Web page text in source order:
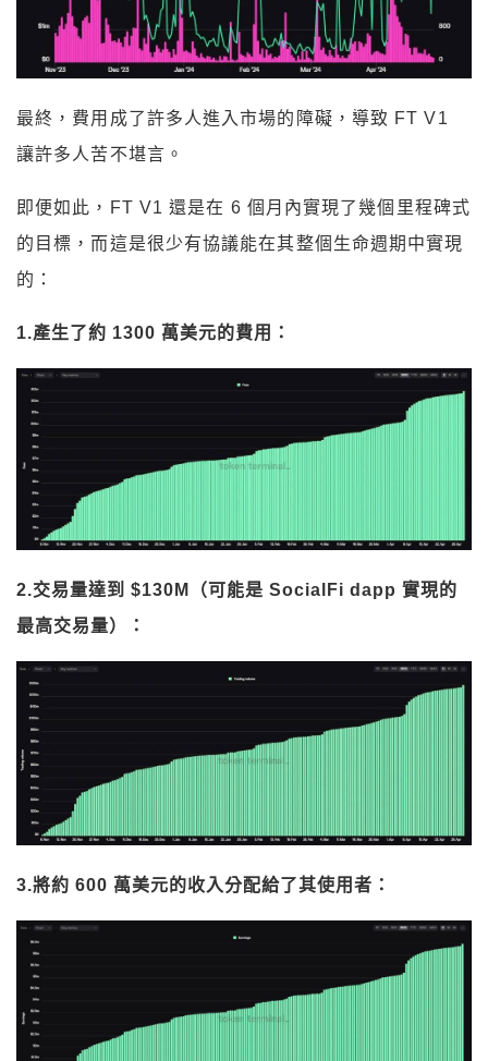
最終，費用成了許多人進入市場的障礙，導致 FT V1
讓許多人苦不堪言。
即便如此，FT V1 還是在 6 個月內實現了幾個里程碑式
的目標，而這是很少有協議能在其整個生命週期中實現
的：
1.產生了約 1300 萬美元的費用：
2.交易量達到 $130M（可能是 SocialFi dapp 實現的
最高交易量）：
3.將約 600 萬美元的收入分配給了其使用者：